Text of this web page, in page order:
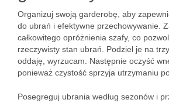
Organizuj swoją garderobę, aby
do ubrań i efektywne przechowywanie.
całkowitego opróżnienia szafy, co
rzeczywisty stan ubrań. Podziel je na
oddaję, wyrzucam. Następnie oczyść
ponieważ czystość sprzyja utrzymaniu
Posegreguj ubrania według sezonów i